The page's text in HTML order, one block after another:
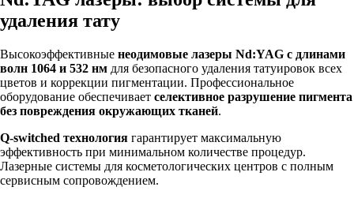
удаления тату
Высокоэффективные неодимовые лазеры Nd:YAG с длинами
волн 1064 и 532 нм для безопасного удаления татуировок всех
цветов и коррекции пигментации. Профессиональное
оборудование обеспечивает селективное разрушение пигмента
без повреждения окружающих тканей.
Q-switched технология гарантирует максимальную
эффективность при минимальном количестве процедур.
Лазерные системы для косметологических центров с полным
сервисным сопровождением.